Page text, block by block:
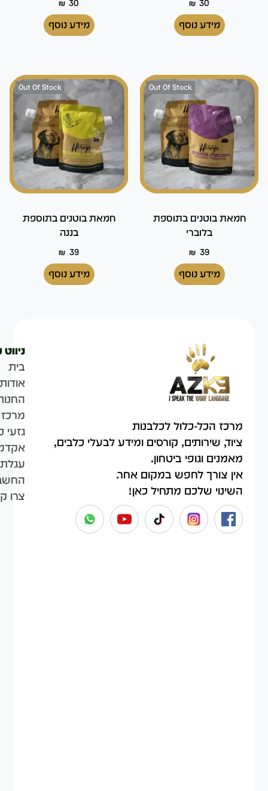
₪ 30
מידע נוסף
₪ 30
מידע נוסף
Out Of Stock
חמאת בוטנים בתוספת
בלוברי
₪ 39
מידע נוסף
Out Of Stock
חמאת בוטנים בתוספת
בננה
₪ 39
מידע נוסף
מרכז הכל-כלול לכלבנות
ציוד, שירותים, קורסים ומידע לבעלי כלבים,
מאמנים וגופי ביטחון.
אין צורך לחפש במקום אחר.
השינוי שלכם מתחיל כאן!
בית
אודות
גזעי
עגלת
צרו